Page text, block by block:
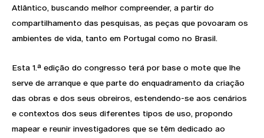
Atlântico, buscando melhor compreender, a partir do
compartilhamento das pesquisas, as peças que povoaram os
ambientes de vida, tanto em Portugal como no Brasil.
Esta 1.ª edição do congresso terá por base o mote que lhe
serve de arranque e que parte do enquadramento da criação
das obras e dos seus obreiros, estendendo-se aos cenários
e contextos dos seus diferentes tipos de uso, propondo
mapear e reunir investigadores que se têm dedicado ao